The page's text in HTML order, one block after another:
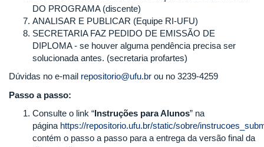
DO PROGRAMA (discente)
ANALISAR E PUBLICAR (Equipe RI-UFU)
SECRETARIA FAZ PEDIDO DE EMISSÃO DE
DIPLOMA - se houver alguma pendência precisa ser
solucionada antes. (secretaria profartes)
Dúvidas no e-mail repositorio@ufu.br ou no 3239-4259
Passo a passo:
Consulte o link “Instruções para Alunos” na
página https://repositorio.ufu.br/static/sobre/
contém o passo a passo para a entrega da versão final da